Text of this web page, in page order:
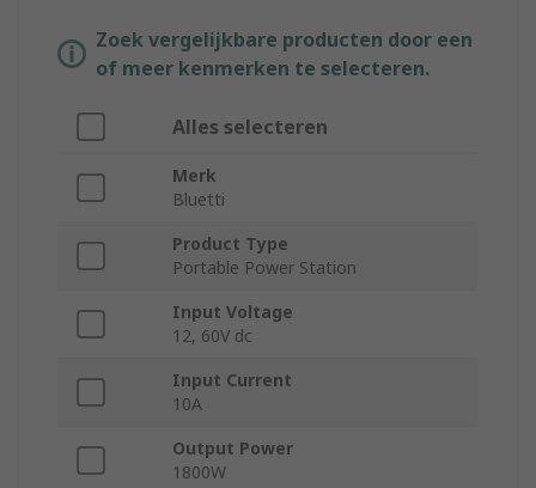
Zoek vergelijkbare producten door een
of meer kenmerken te selecteren.
Alles selecteren
Merk
Bluetti
Product Type
Portable Power Station
Input Voltage
12, 60V dc
Input Current
10A
Output Power
1800W